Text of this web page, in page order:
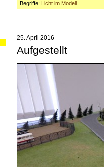
Begriffe: Licht im Modell
25. April 2016
Aufgestellt